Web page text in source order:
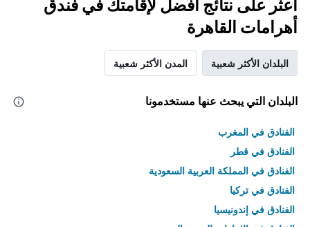
اعثر على نتائج أفضل لإقامتك في فندق
أهرامات القاهرة
البلدان الأكثر شعبية المدن الأكثر شعبية
البلدان التي يبحث عنها مستخدمونا
الفنادق في المغرب
الفنادق في قطر
الفنادق في المملكة العربية السعودية
الفنادق في تركيا
الفنادق في إندونيسيا